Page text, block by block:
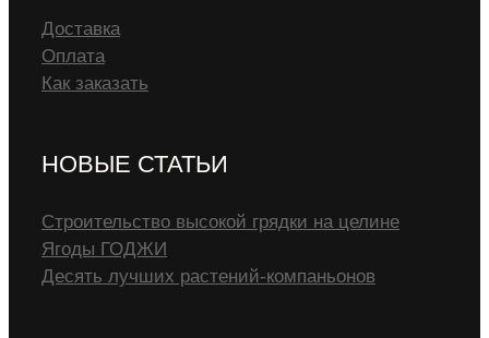
Доставка
Оплата
Как заказать
НОВЫЕ СТАТЬИ
Строительство высокой грядки на целине
Ягоды ГОДЖИ
Десять лучших растений-компаньонов